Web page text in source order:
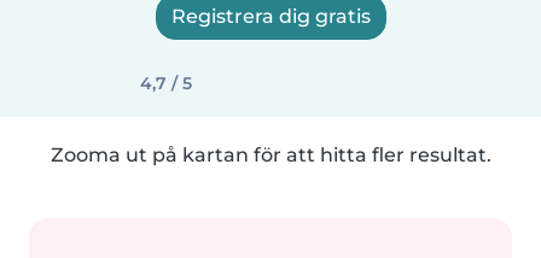
Registrera dig gratis
4,7 / 5
Zooma ut på kartan för att hitta fler resultat.